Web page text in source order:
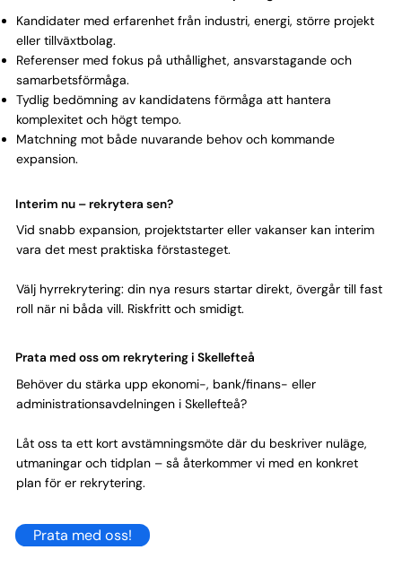
Kandidater med erfarenhet från industri, energi, större projekt
eller tillväxtbolag.
Referenser med fokus på uthållighet, ansvarstagande och
samarbetsförmåga.
Tydlig bedömning av kandidatens förmåga att hantera
komplexitet och högt tempo.
Matchning mot både nuvarande behov och kommande
expansion.
Interim nu – rekrytera sen?
Vid snabb expansion, projektstarter eller vakanser kan interim
vara det mest praktiska förstasteget.
Välj hyrrekrytering: din nya resurs startar direkt, övergår till fast
roll när ni båda vill. Riskfritt och smidigt.
Prata med oss om rekrytering i Skellefteå
Behöver du stärka upp ekonomi-, bank/finans- eller
administrationsavdelningen i Skellefteå?
Låt oss ta ett kort avstämningsmöte där du beskriver nuläge,
utmaningar och tidplan – så återkommer vi med en konkret
plan för er rekrytering.
Prata med oss!